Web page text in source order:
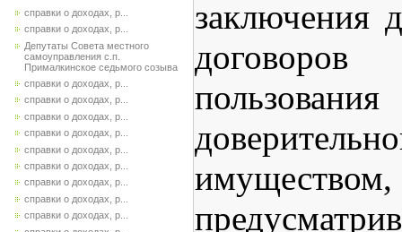
справки о доходах, р...
справки о доходах, р...
Депутаты Совета местного
самоуправления с.п.
Прималкинское седьмого созыва
справки о доходах, р...
справки о доходах, р...
справки о доходах, р...
справки о доходах, р...
справки о доходах, р...
справки о доходах, р...
справки о доходах, р...
справки о доходах, р...
справки о доходах, р...
заключения
договоров